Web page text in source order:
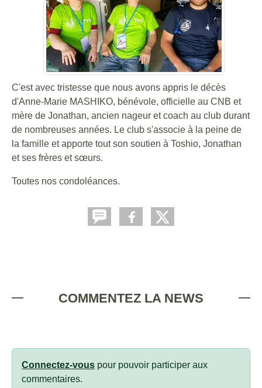
C'est avec tristesse que nous avons appris le décès
d'Anne-Marie MASHIKO, bénévole, officielle au CNB et
mère de Jonathan, ancien nageur et coach au club durant
de nombreuses années. Le club s'associe à la peine de
la famille et apporte tout son soutien à Toshio, Jonathan
et ses frères et sœurs.
Toutes nos condoléances.
COMMENTEZ LA NEWS
Connectez-vous pour pouvoir participer aux
commentaires.